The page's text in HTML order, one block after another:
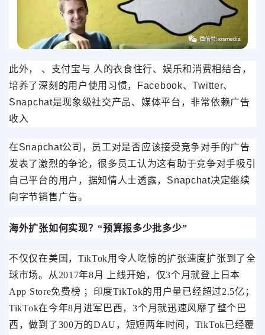
此外， 、支付宝与 人的衣食住行、娱乐和消费相结合，
培养了深刻的用户使用习惯，Facebook、Twitter、
Snapchat是现象级社交产品、媒体平台，非常依赖广告
收入
在Snapchat公司，员工对是否应该接受竞争对手的广告
发表了激烈的争论，很多员工认为这有助于竞争对手吸引
自己平台的用户，据知情人士透露，Snapchat决定继续
向字节销售广告。
海外扩张如何实现？“预算报多少批多少”
不仅仅在美国，TikTok用令人吃惊的扩张速度扩张到了全
球市场。
从2017年8月 上线开始，仅3个月就登上日本
App Store免费榜 ；印度TikTok的用户量已经超过2.5亿；
TikTok在今年8月进军巴西，3个月就迅速风靡了整个巴
西，做到了300万的DAU，短短两年时间，TikTok已经覆